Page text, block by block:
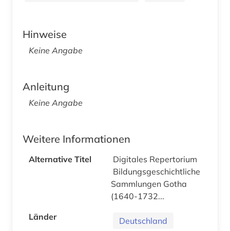
Hinweise
Keine Angabe
Anleitung
Keine Angabe
Weitere Informationen
Alternative Titel
Digitales Repertorium
Bildungsgeschichtliche
Sammlungen Gotha
(1640-1732...
Länder
Deutschland